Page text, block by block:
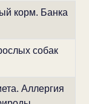
корм. Банка
собак
Аллергия